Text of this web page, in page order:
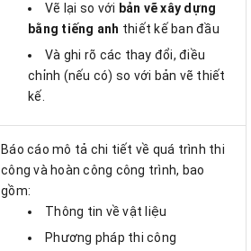
Vẽ lại so với bản vẽ xây dựng
bằng tiếng anh thiết kế ban đầu
Và ghi rõ các thay đổi, điều
chỉnh (nếu có) so với bản vẽ thiết
kế.
Báo cáo mô tả chi tiết về quá trình thi
công và hoàn công công trình, bao
gồm:
Thông tin về vật liệu
Phương pháp thi công